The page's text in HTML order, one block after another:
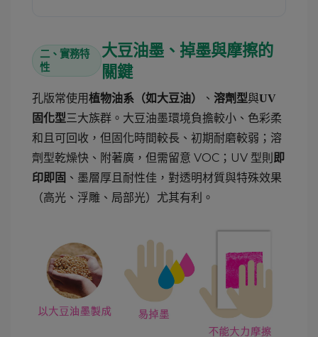
二、實務特
性
大豆油墨、掉墨與摩擦的
關鍵
孔版常使用植物油系（如大豆油） 、 溶劑型與UV
固化型三大族群。大豆油墨環境負擔較小、色彩柔
和且可回收，但固化時間較長、初期耐磨較弱；溶
劑型乾燥快、附著廣，但需留意 VOC；UV 型則 即
印即固 、墨層厚且耐性佳，對透明材質與特殊效果
（高光、浮雕、局部光）尤其有利。